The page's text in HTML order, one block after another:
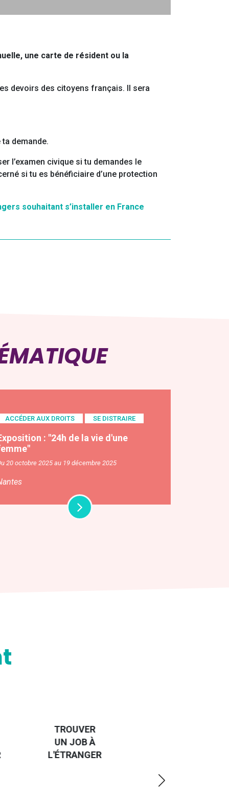
une carte de résident ou la
devoirs des citoyens français. Il sera
demande.
l’examen civique si tu demandes le
si tu es bénéficiaire d’une protection
souhaitant s’installer en France
ACCÉDER AUX DROITS SE DISTRAIRE
: "24h de la vie d'une
20 octobre 2025 au 19 décembre 2025
TROUVER
UN JOB À
L'ÉTRANGER